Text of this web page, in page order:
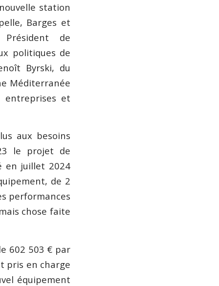
station
Barges et
Président de
politiques de
Byrski, du
Méditerranée
entreprises et
aux besoins
le projet de
en juillet 2024
de 2
performances
chose faite
602 503 € par
pris en charge
équipement